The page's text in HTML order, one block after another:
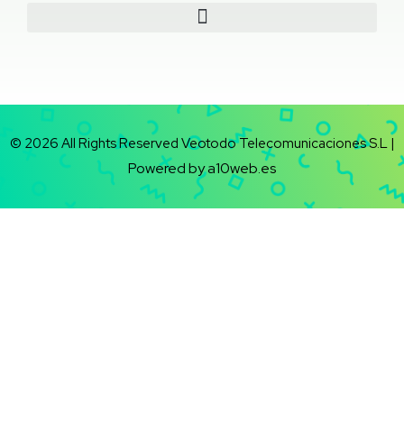
© 2026 All Rights Reserved Veotodo Telecomunicaciones S.L |
Powered by a10web.es